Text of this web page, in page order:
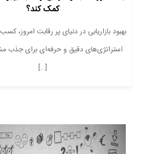
کمک کند؟
بهبود بازاریابی در دنیای پر رقابت امروز، کسب
استراتژی‌های دقیق و حرفه‌ای برای جذب
[…]